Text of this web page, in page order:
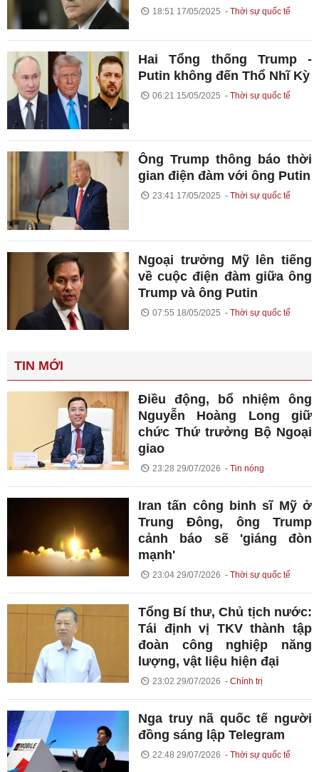
18:51 17/05/2025 Thời sự quốc tế
Hai Tổng thống Trump -
Putin không đến Thổ Nhĩ Kỳ
06:21 15/05/2025 Thời sự quốc tế
Ông Trump thông báo thời
gian điện đàm với ông Putin
23:41 17/05/2025 Thời sự quốc tế
Ngoại trưởng Mỹ lên tiếng
về cuộc điện đàm giữa ông
Trump và ông Putin
07:55 18/05/2025 Thời sự quốc tế
TIN MỚI
Điều động, bổ nhiệm ông
Nguyễn Hoàng Long giữ
chức Thứ trưởng Bộ Ngoại
giao
23:28 29/07/2026 Tin nóng
Iran tấn công binh sĩ Mỹ ở
Trung Đông, ông Trump
cảnh báo sẽ 'giáng đòn
mạnh'
23:04 29/07/2026 Thời sự quốc tế
Tổng Bí thư, Chủ tịch nước:
Tái định vị TKV thành tập
đoàn công nghiệp năng
lượng, vật liệu hiện đại
23:02 29/07/2026 Chính trị
Nga truy nã quốc tế người
đồng sáng lập Telegram
22:48 29/07/2026 Thời sự quốc tế